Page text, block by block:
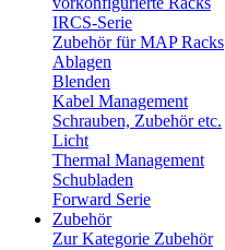
IRCS-Serie
Zubehör für MAP Racks
Ablagen
Blenden
Kabel Management
Schrauben, Zubehör etc.
Licht
Thermal Management
Schubladen
Forward Serie
Zubehör
Zur Kategorie Zubehör